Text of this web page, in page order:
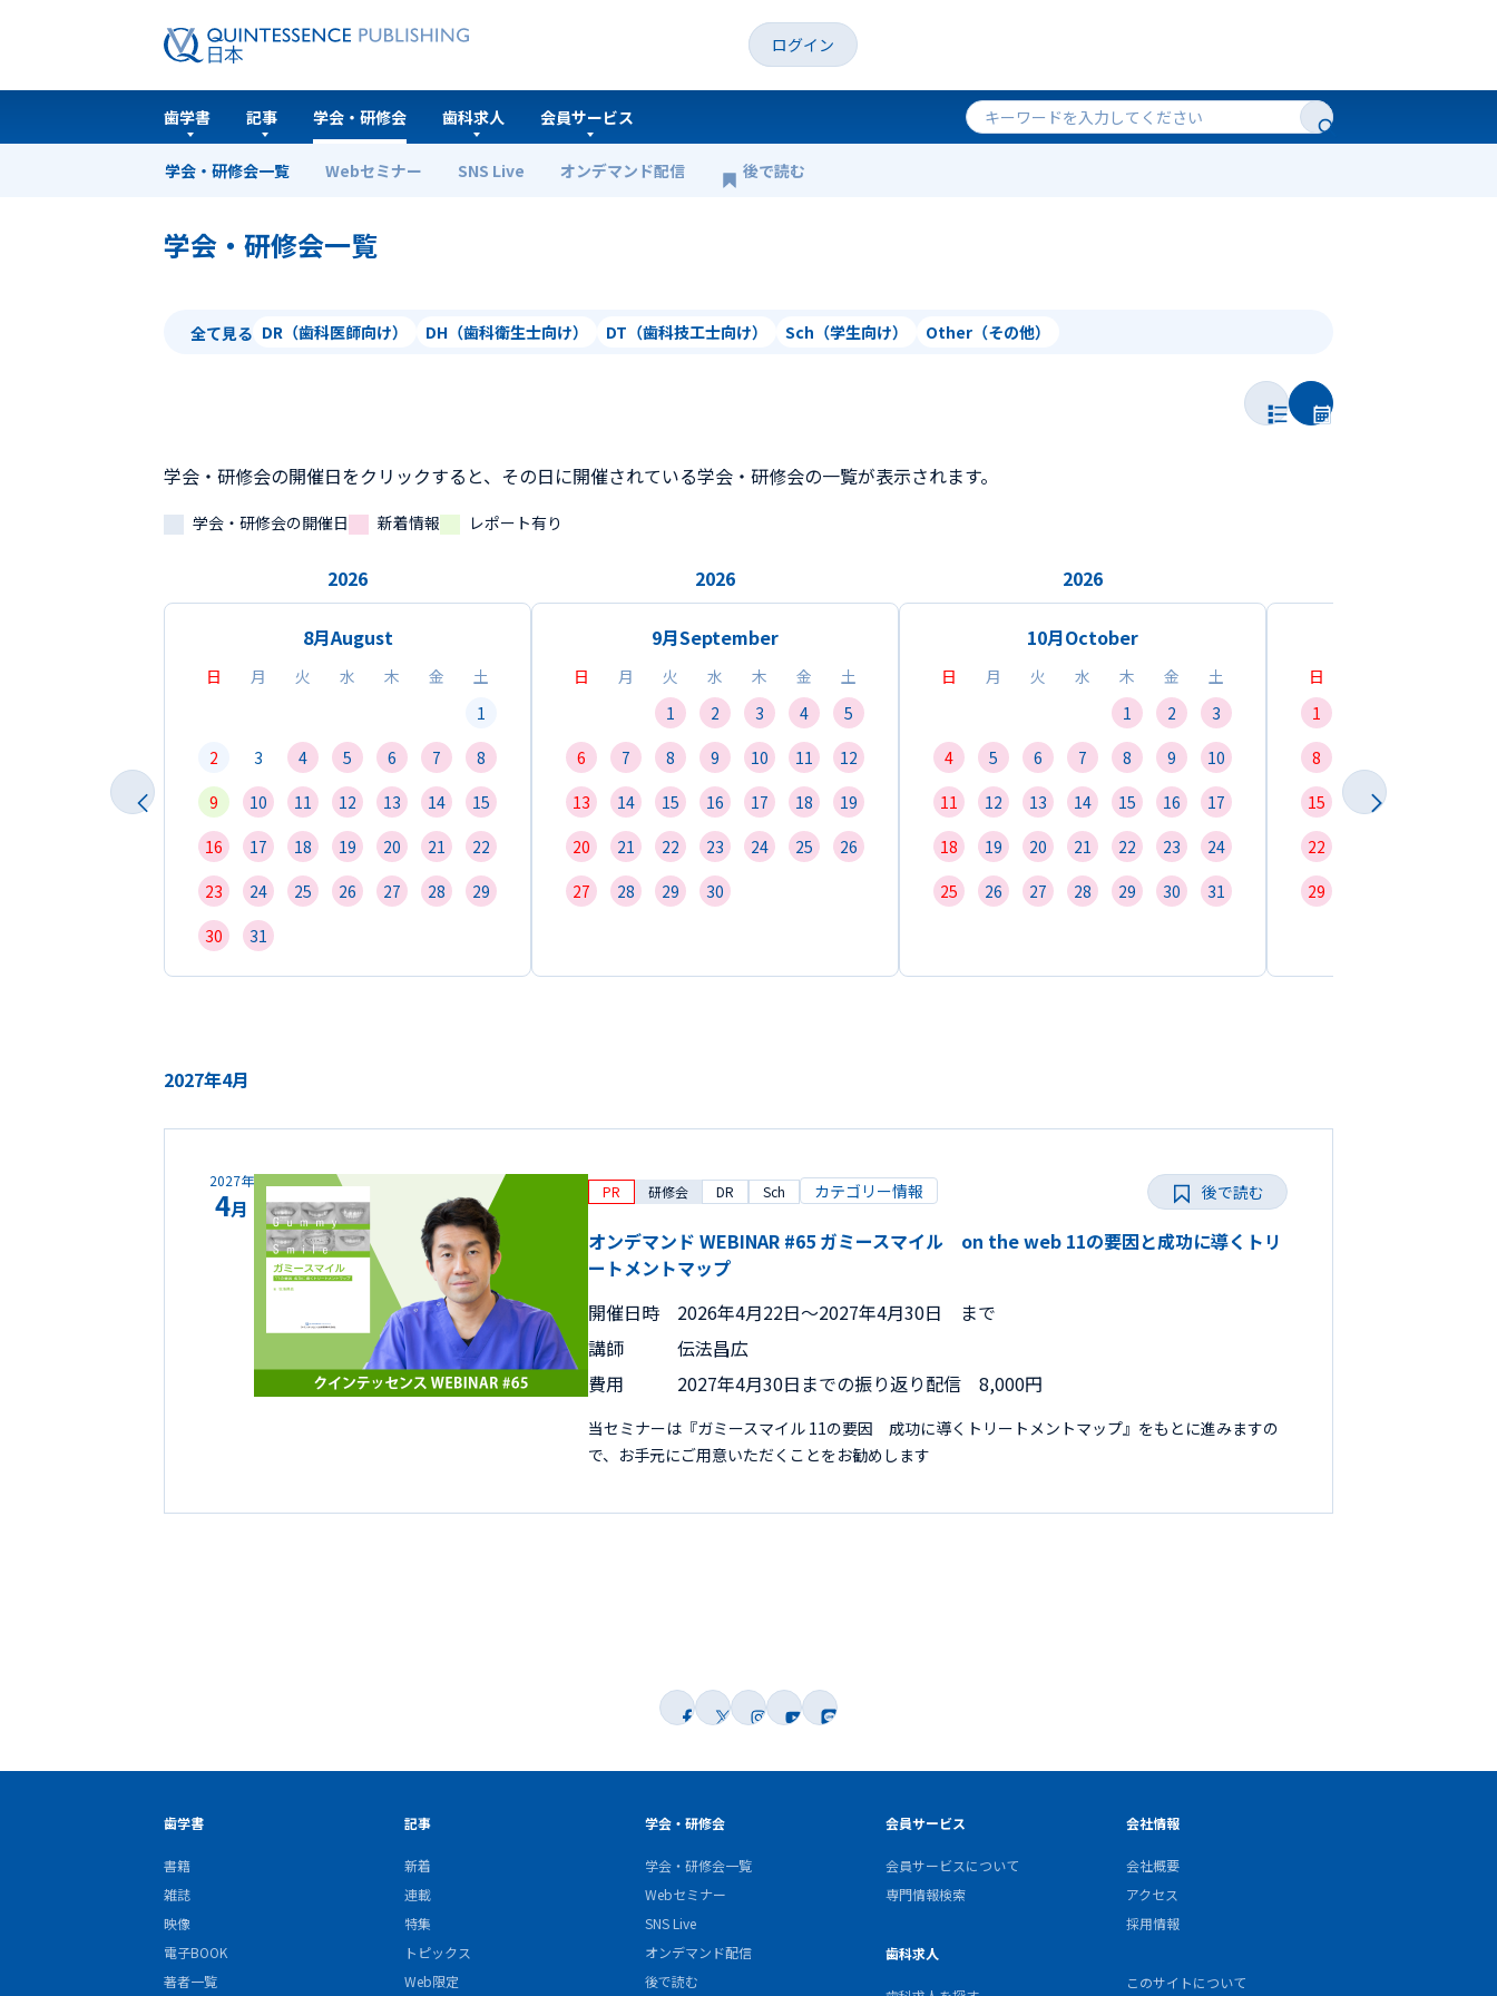
ログイン
歯学書 記事 学会・研修会
学会・研修会一覧 Webセミナー SNS Live オンデマンド配信 後で読む
歯科求人 会員サービス
ホーム 学会・研修会一覧
学会・研修会一覧
全て見る DR（歯科医師向け） DH（歯科衛生士向け） DT（歯科技工士向け） Sch（学生向け） Other（その他）
学会・研修会の開催日をクリックすると、その日に開催されている学会・研修会の一覧が表示されます。
学会・研修会の開催日 新着情報 レポート有り
2026
8月August
日 月 火 水 木 金
土
1
2
3 4 5 6 7
8
9
10 11 12 13 14
15
16
17 18 19 20 21
22
23
24 25 26 27 28
29
30
31
2026
9月September
日 月 火 水 木 金
土
1
2 3 4
5
6
7 8 9 10 11
12
13
14 15 16 17 18
19
20
21 22 23 24 25
26
27
28 29 30
2026
10月October
日 月 火 水 木 金
土
1
2
3
4
5 6 7 8 9
10
11
12 13 14 15 16
17
18
19 20 21 22 23
24
25
26 27 28 29 30 31
日
1
8
15
22
29
2027年4月
2027年
4月
PR 研修会 DR Sch カテゴリー情報
オンデマンド WEBINAR #65 ガミースマイル on the web 11の要因と成功に導くトリ
ートメントマップ
開催日時
2026年4月22日〜2027年4月30日 まで
講師
伝法昌広
費用
2027年4月30日までの振り返り配信 8,000円
当セミナーは『ガミースマイル 11の要因 成功に導くトリートメントマップ』をもとに進みますの
で、お手元にご用意いただくことをお勧めします
後で読む
歯学書
書籍
雑誌
映像
電子BOOK
著者一覧
記事
新着
連載
特集
トピックス
Web限定
学会・研修会
学会・研修会一覧
Webセミナー
SNS Live
オンデマンド配信
後で読む
会員サービス
会員サービスについて
専門情報検索
歯科求人
会社情報
会社概要
アクセス
採用情報
このサイトについて